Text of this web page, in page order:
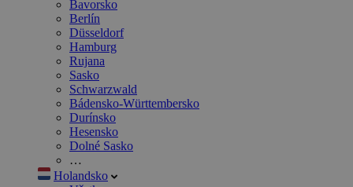
Bavorsko
Berlín
Düsseldorf
Hamburg
Rujana
Sasko
Schwarzwald
Bádensko-Württembersko
Durínsko
Hesensko
Dolné Sasko
…
Holandsko